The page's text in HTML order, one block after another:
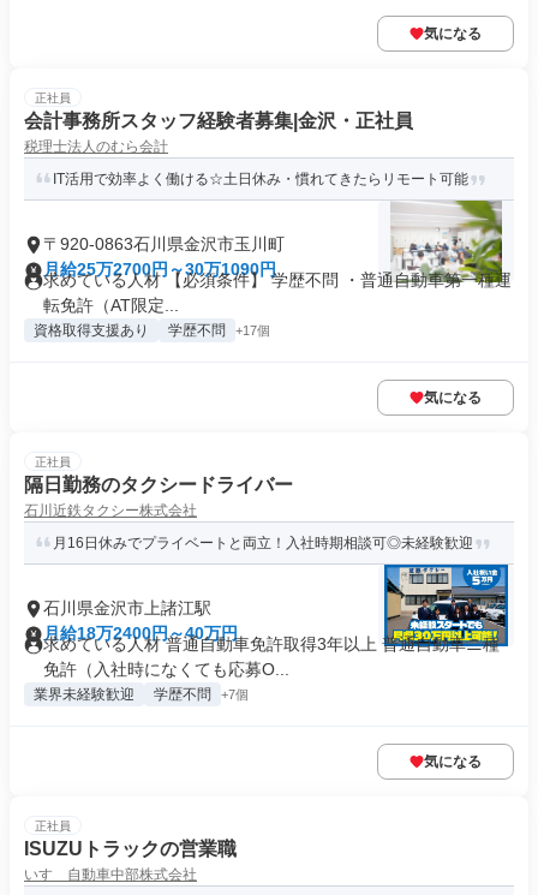
気になる
正社員
会計事務所スタッフ経験者募集|金沢・正社員
税理士法人のむら会計
IT活用で効率よく働ける☆土日休み・慣れてきたらリモート可能
〒920-0863石川県金沢市玉川町
月給25万2700円～30万1090円
求めている人材 【必須条件】 学歴不問 ・普通自動車第一種運
転免許（AT限定...
資格取得支援あり 学歴不問 +17個
気になる
正社員
隔日勤務のタクシードライバー
石川近鉄タクシー株式会社
月16日休みでプライベートと両立！入社時期相談可◎未経験歓迎
石川県金沢市上諸江駅
月給18万2400円～40万円
求めている人材 普通自動車免許取得3年以上 普通自動車ニ種
免許（入社時になくても応募O...
業界未経験歓迎 学歴不問 +7個
気になる
正社員
ISUZUトラックの営業職
いすゞ自動車中部株式会社